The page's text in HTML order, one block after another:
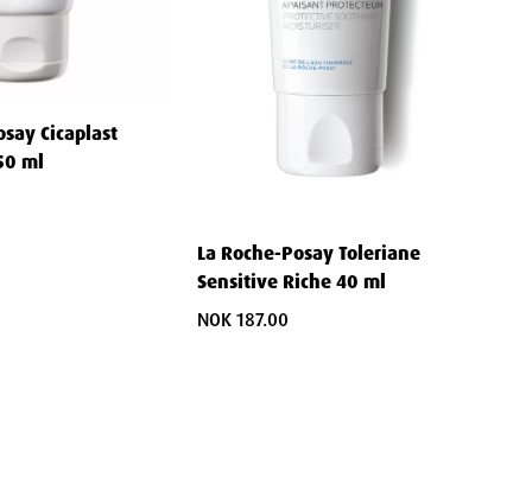
Cicaplast
ml
La Roche-Posay Toleriane
Sensitive Riche 40 ml
NOK 187.00